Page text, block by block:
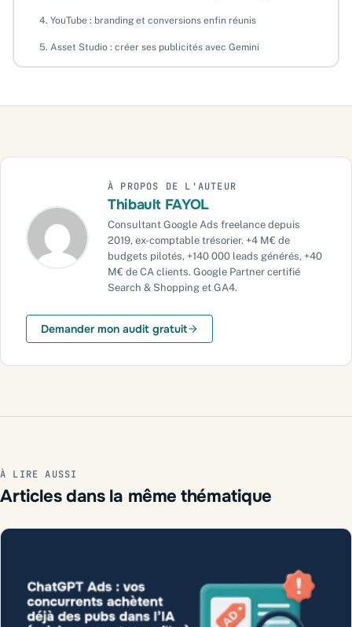
4. YouTube : branding et conversions enfin réunis
5. Asset Studio : créer ses publicités avec Gemini
Ce que je retiens en tant que consultant : 4 points d’action
Faire auditer votre compte pour prendre le bon virage
Questions fréquentes
Sur le même sujet
À PROPOS DE L'AUTEUR
Thibault FAYOL
Consultant Google Ads freelance depuis
2019, ex-comptable trésorier. +4 M€ de
budgets pilotés, +140 000 leads générés, +40
M€ de CA clients. Google Partner certifié
Search & Shopping et GA4.
Demander mon audit gratuit
À LIRE AUSSI
Articles dans la même thématique